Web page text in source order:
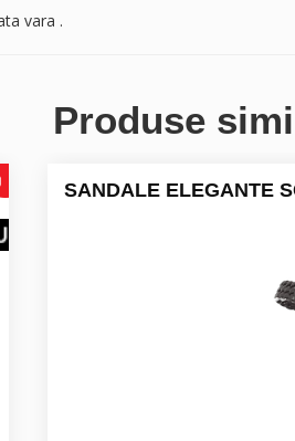
vara .
Produse
SANDALE ELEGANTE